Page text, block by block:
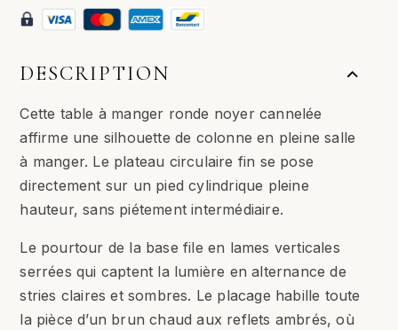
DESCRIPTION
Cette table à manger ronde noyer cannelée
affirme une silhouette de colonne en pleine salle
à manger. Le plateau circulaire fin se pose
directement sur un pied cylindrique pleine
hauteur, sans piétement intermédiaire.
Le pourtour de la base file en lames verticales
serrées qui captent la lumière en alternance de
stries claires et sombres. Le placage habille toute
la pièce d’un brun chaud aux reflets ambrés, où